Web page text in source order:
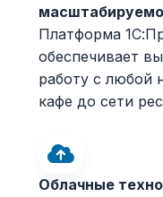
Платформа
обеспечивает
работу с любой
кафе до сети
Облачные